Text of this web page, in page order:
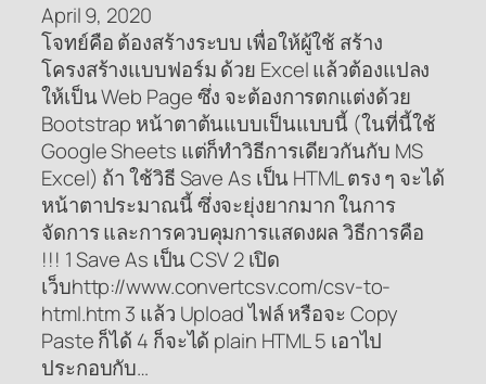
April 9, 2020
โจทย์คือ ต้องสร้างระบบ เพื่อให้ผู้ใช้ สร้าง
โครงสร้างแบบฟอร์ม ด้วย Excel แล้วต้องแปลง
ให้เป็น Web Page ซึ่ง จะต้องการตกแต่งด้วย
Bootstrap หน้าตาต้นแบบเป็นแบบนี้ (ในที่นี้ใช้
Google Sheets แต่ก็ทำวิธีการเดียวกันกับ MS
Excel) ถ้า ใช้วิธี Save As เป็น HTML ตรง ๆ จะได้
หน้าตาประมาณนี้ ซึ่งจะยุ่งยากมาก ในการ
จัดการ และการควบคุมการแสดงผล วิธีการคือ
!!! 1 Save As เป็น CSV 2 เปิด
เว็บhttp://www.convertcsv.com/csv-to-
html.htm 3 แล้ว Upload ไฟล์ หรือจะ Copy
Paste ก็ได้ 4 ก็จะได้ plain HTML 5 เอาไป
ประกอบกับ…